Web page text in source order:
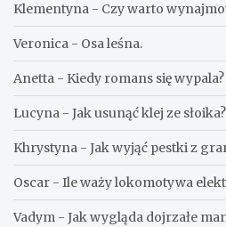
Klementyna - Czy warto
Veronica - Osa leśna.
Anetta - Kiedy romans się wypala?
Lucyna - Jak usunąć klej ze słoika?
Khrystyna - Jak wyjąć pestki z
Oscar - Ile waży lokomotywa
Vadym - Jak wygląda dojrzałe